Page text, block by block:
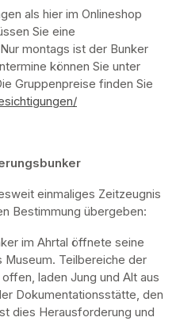
als hier im Onlineshop
Sie eine
montags ist der Bunker
können Sie unter
Gruppenpreise finden Sie
einmaliges Zeitzeugnis
Bestimmung übergeben:
im Ahrtal öffnete seine
Teilbereiche der
laden Jung und Alt aus
Dokumentationsstätte, den
dies Herausforderung und